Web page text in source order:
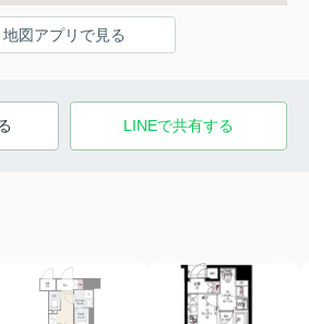
地図アプリで見る
LINEで共有する